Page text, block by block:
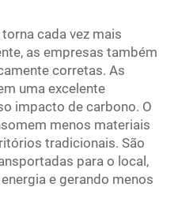
cada vez mais
as empresas também
corretas. As
uma excelente
impacto de carbono. O
menos materiais
tradicionais. São
para o local,
e gerando menos